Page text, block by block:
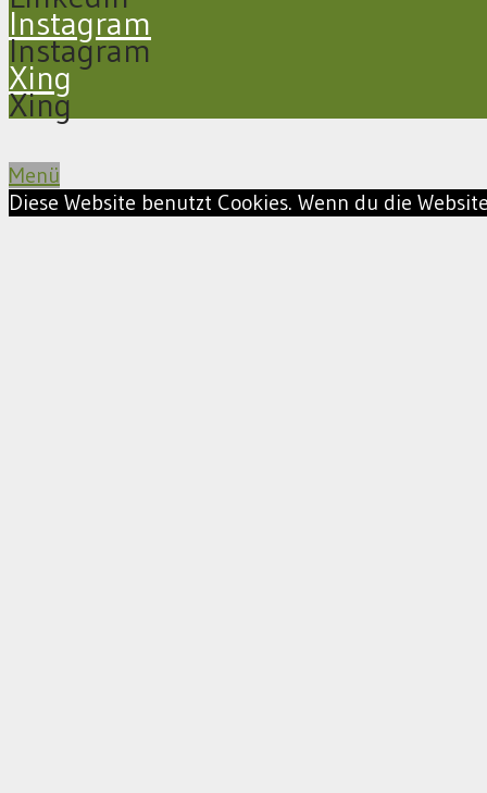
Instagram
Instagram
Xing
Xing
Menü
Diese Website benutzt Cookies. Wenn du die